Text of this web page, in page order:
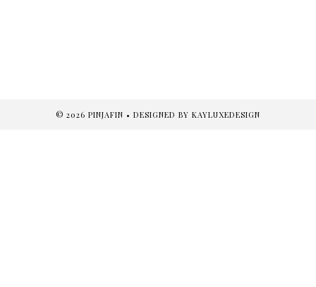
© 2026 PINJAFIN • DESIGNED BY KAYLUXEDESIGN